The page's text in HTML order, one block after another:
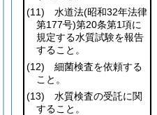
(11) 水道法(昭和32年法律
第177号)第20条第1項に
規定する水質試験を報告
すること。
(12) 細菌検査を依頼する
こと。
(13) 水質検査の受託に関
すること。